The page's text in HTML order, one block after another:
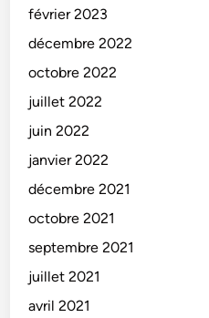
février 2023
décembre 2022
octobre 2022
juillet 2022
juin 2022
janvier 2022
décembre 2021
octobre 2021
septembre 2021
juillet 2021
avril 2021